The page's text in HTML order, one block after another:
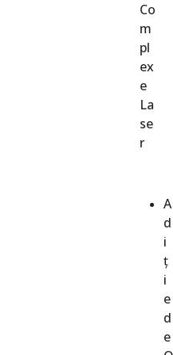
Co
m
pl
ex
e
La
se
r
A
d
i
ț
i
e
d
e